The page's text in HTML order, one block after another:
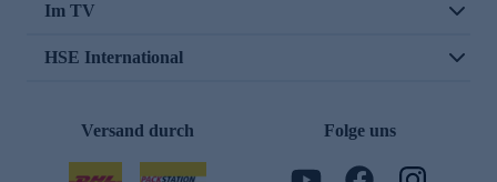
Im TV
HSE International
Versand durch Folge uns